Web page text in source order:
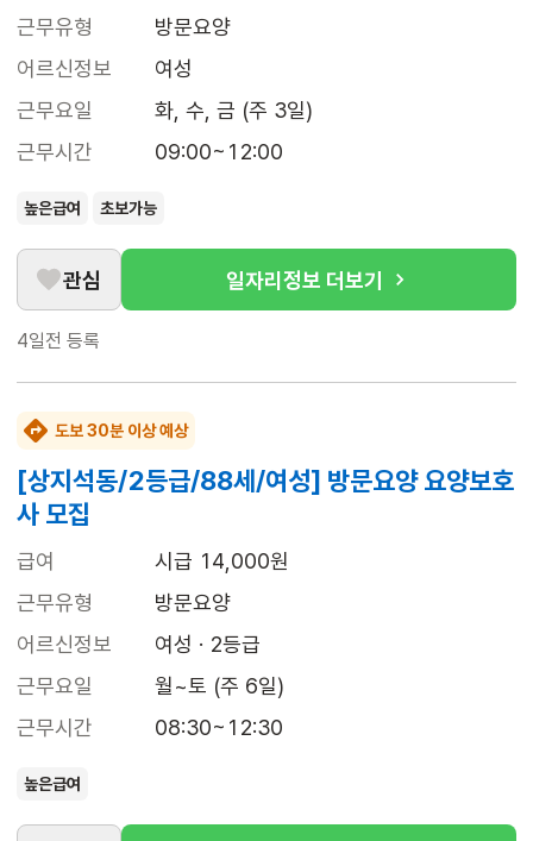
근무유형
방문요양
어르신정보
여성
근무요일
화, 수, 금 (주 3일)
근무시간
09:00~12:00
높은급여 초보가능
관심 일자리정보 더보기
4일전 등록
도보 30분 이상 예상
[상지석동/2등급/88세/여성] 방문요양 요양보호
사 모집
급여
시급 14,000원
근무유형
방문요양
어르신정보
여성 · 2등급
근무요일
월~토 (주 6일)
근무시간
08:30~12:30
높은급여